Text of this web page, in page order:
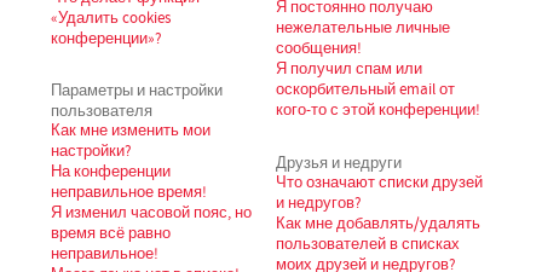
«Удалить cookies
конференции»?
Параметры и настройки
пользователя
Как мне изменить мои
настройки?
На конференции
неправильное время!
Я изменил часовой пояс, но
время всё равно
неправильное!
Я постоянно получаю
нежелательные личные
сообщения!
Я получил спам или
оскорбительный email от
кого-то с этой конференции!
Друзья и недруги
Что означают списки друзей
и недругов?
Как мне добавлять/удалять
пользователей в списках
моих друзей и недругов?